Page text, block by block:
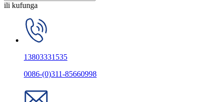
ili kufunga
13803331535
0086-(0)311-85660998